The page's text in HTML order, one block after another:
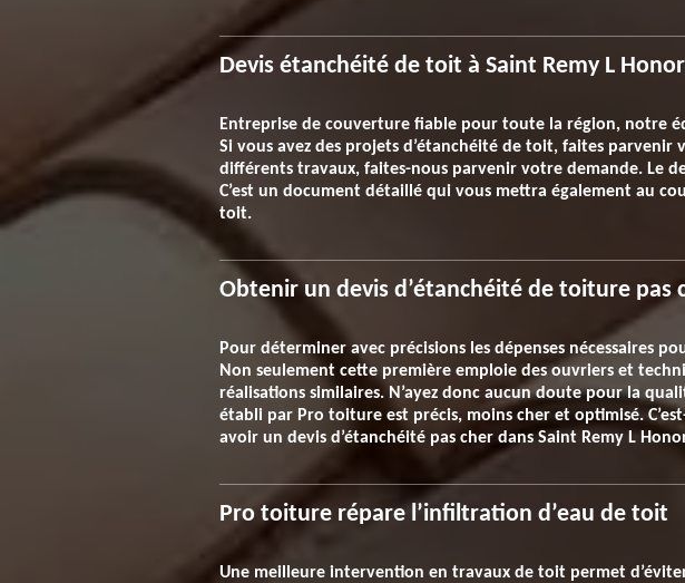
Devis étanchéité de toit à Saint Remy L
Entreprise de couverture fiable pour toute la région, notre
Si vous avez des projets d’étanchéité de toit, faites
différents travaux, faites-nous parvenir votre demande. Le
C’est un document détaillé qui vous mettra également au
toit.
Obtenir un devis d’étanchéité de toiture pas
Pour déterminer avec précisions les dépenses nécessaires
Non seulement cette première emploie des ouvriers et
réalisations similaires. N’ayez donc aucun doute pour la
établi par Pro toiture est précis, moins cher et optimisé.
avoir un devis d’étanchéité pas cher dans Saint Remy L
Pro toiture répare l’infiltration d’eau de toit
Une meilleure intervention en travaux de toit permet